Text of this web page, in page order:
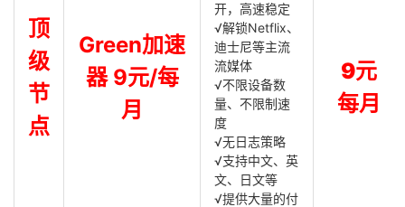
顶
级
节
点
Green加速
器 9元/每
月
开，高速稳定
√解锁Netflix、
迪士尼等主流
流媒体
√不限设备数
量、不限制速
度
√无日志策略
√支持中文、英
文、日文等
√提供大量的付
9元
每月